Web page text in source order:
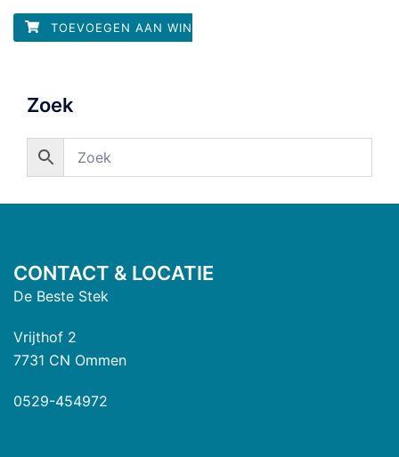
5
TOEVOEGEN AAN WINKELWAGEN
Zoek
CONTACT & LOCATIE
De Beste Stek
Vrijthof 2
7731 CN Ommen
0529-454972